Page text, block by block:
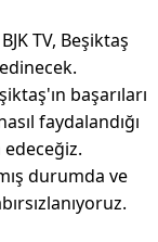
TV, Beşiktaş
başarıları
faydalandığı
durumda ve